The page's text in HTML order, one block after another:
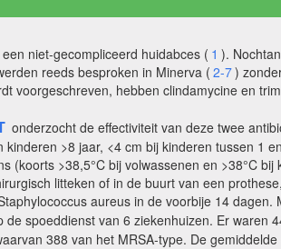
niet-gecompliceerd huidabces ( 1 ).
reeds besproken in Minerva ( 2-7)
voorgeschreven, hebben clindamycine en
onderzocht de effectiviteit van deze twee
>8 jaar, <4 cm bij kinderen tussen 1
(koorts >38,5°C bij volwassenen en >38°C
litteken of in de buurt van een
aureus in de voorbije 14
spoeddienst van 6 ziekenhuizen. Er waren
388 van het MRSA-type. De